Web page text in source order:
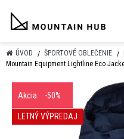
ÚVOD ŠPORTOVÉ OBLEČENIE
Mountain Equipment Lightline Eco
Akcia -50%
LETNÝ VÝPREDAJ